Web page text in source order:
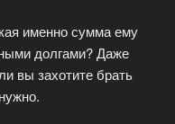
именно сумма ему
долгами? Даже
вы захотите брать